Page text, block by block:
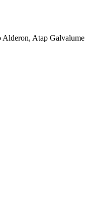
Alderon, Atap Galvalume